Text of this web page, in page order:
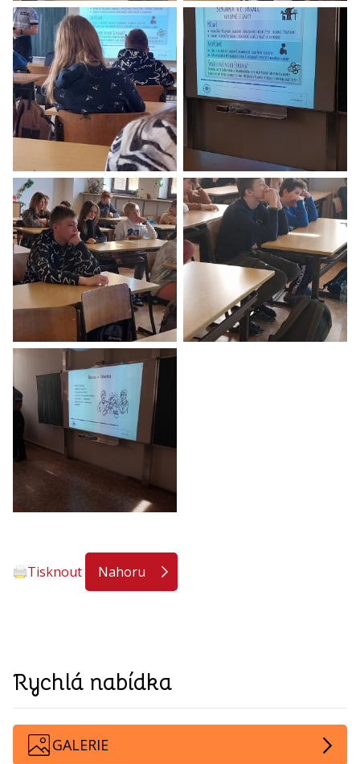
Tisknout Nahoru
Rychlá nabídka
GALERIE